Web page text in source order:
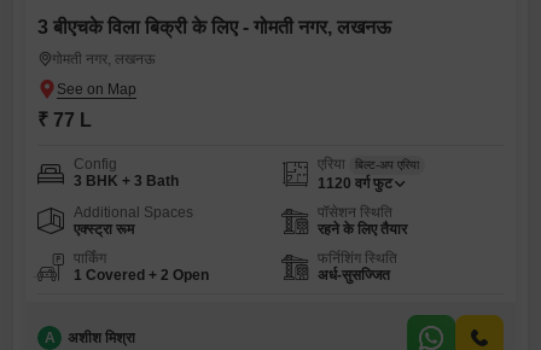
3 बीएचके विला बिक्री के लिए - गोमती नगर, लखनऊ
गोमती नगर, लखनऊ
₹ 77 L
Config
3 BHK + 3 Bath
एरिया बिल्ट-अप एरिया
1120 वर्ग फुट
Additional Spaces
एक्स्ट्रा रूम
पॉसेशन स्थिति
रहने के लिए तैयार
पार्किंग
1 Covered + 2 Open
फर्निशिंग स्थिति
अर्ध-सुसज्जित
A अशीश मिश्रा